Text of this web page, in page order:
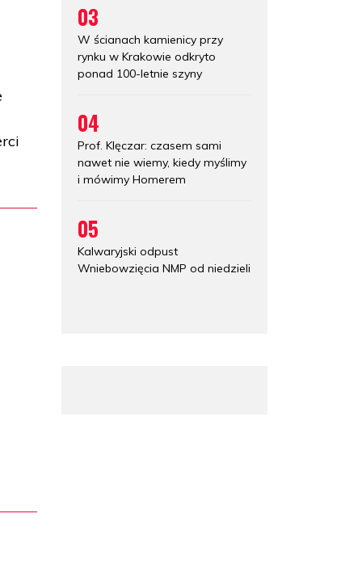
03
W ścianach kamienicy przy
rynku w Krakowie odkryto
ponad 100-letnie szyny
04
Prof. Klęczar: czasem sami
nawet nie wiemy, kiedy myślimy
i mówimy Homerem
05
Kalwaryjski odpust
Wniebowzięcia NMP od niedzieli